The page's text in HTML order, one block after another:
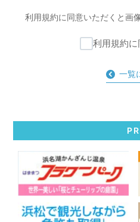
利用規約に同意いただくと画
利用規約に
一覧
PR